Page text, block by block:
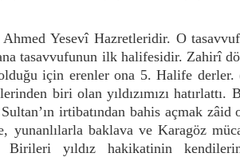
Yesevî Hazretleridir. O
tasavvufunun ilk halifesidir. Zahirî
için erenler ona 5. Halife derler.
biri olan yıldızımızı hatırlattı.
irtibatından bahis açmak zâid
yunanlılarla baklava ve Karagöz
Birileri yıldız hakikatinin